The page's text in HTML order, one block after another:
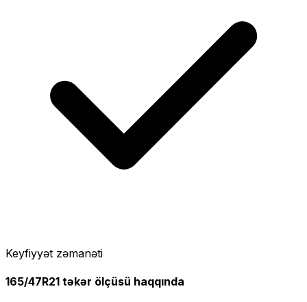
Keyfiyyət zəmanəti
165/47R21 təkər ölçüsü haqqında